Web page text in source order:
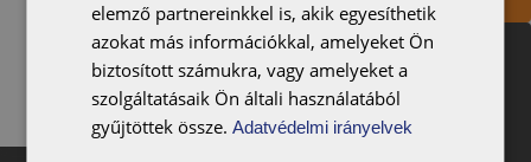
További segítségre van szüksége?
Szívesen segítünk – vegye fel velünk a kapcsolatot az űrlap
Україна
elemző partnereinkkel is, akik egyesíthetik
azokat más információkkal, amelyeket Ön
biztosított számukra, vagy amelyeket a
szolgáltatásaik Ön általi használatából
gyűjtöttek össze.Adatvédelmi irányelvek